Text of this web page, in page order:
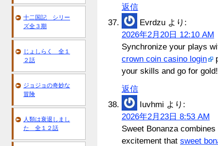
返信
Evrdzu より:
2026年2月20日 12:10 AM
Synchronize your plays
crown coin casino login
your skills and go for gold!
返信
Iuvhmi より:
2026年2月23日 8:53 AM
Sweet Bonanza
excitement that sweet
十二国記 シリー
ズ全３期
じょしらく 全１
２話
ジョジョの奇妙な
冒険
人類は衰退しまし
た 全１２話